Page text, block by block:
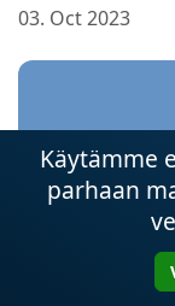
03. Oct 2023
Kuinka
Käytämme
parhaan